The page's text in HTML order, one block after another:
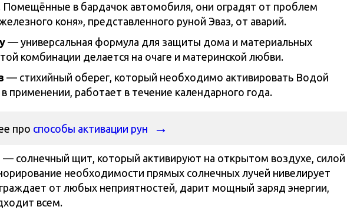
в бардачок автомобиля, они оградят от проблем
коня», представленного руной Эваз, от аварий.
— универсальная формула для защиты дома и материальных
комбинации делается на очаге и материнской любви.
— стихийный оберег, который необходимо активировать Водой
применении, работает в течение календарного года.
про способы активации рун
— солнечный щит, который активируют на открытом воздухе, силой
необходимости прямых солнечных лучей нивелирует
от любых неприятностей, дарит мощный заряд энергии,
всем.